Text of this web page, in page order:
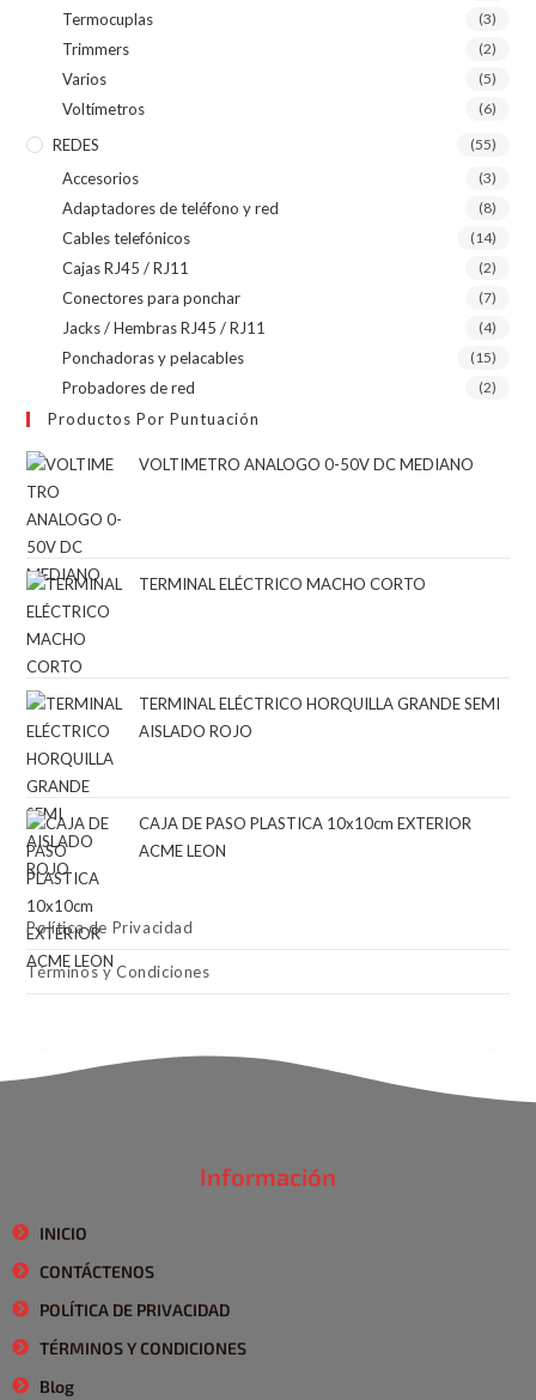
Termocuplas (3)
Trimmers (2)
Varios (5)
Voltímetros (6)
REDES (55)
Accesorios (3)
Adaptadores de teléfono y red (8)
Cables telefónicos (14)
Cajas RJ45 / RJ11 (2)
Conectores para ponchar (7)
Jacks / Hembras RJ45 / RJ11 (4)
Ponchadoras y pelacables (15)
Probadores de red (2)
Productos Por Puntuación
VOLTIMETRO ANALOGO 0-50V DC MEDIANO
TERMINAL ELÉCTRICO MACHO CORTO
TERMINAL ELÉCTRICO HORQUILLA GRANDE SEMI
AISLADO ROJO
CAJA DE PASO PLASTICA 10x10cm EXTERIOR
ACME LEON
Política de Privacidad
Términos y Condiciones
Información
INICIO
CONTÁCTENOS
POLÍTICA DE PRIVACIDAD
TÉRMINOS Y CONDICIONES
Blog